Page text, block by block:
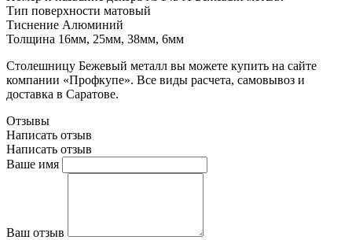
Тип поверхности матовый
Тиснение Алюминий
Толщина 16мм, 25мм, 38мм, 6мм
Столешницу Бежевый металл вы можете купить на сайте
компании «Профкупе». Все виды расчета, самовывоз и
доставка в Саратове.
Отзывы
Написать отзыв
Написать отзыв
Ваше имя
Ваш отзыв